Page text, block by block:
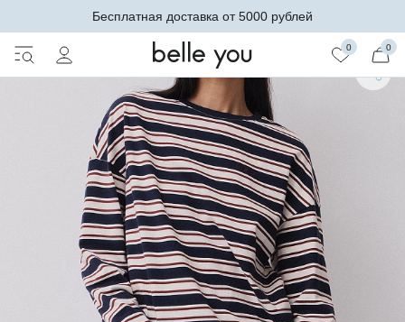
Бесплатная доставка от 5000 рублей
0 0